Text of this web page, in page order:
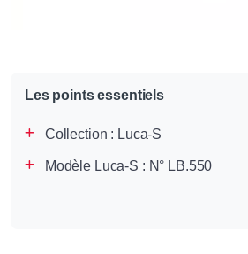
Les points essentiels
Collection : Luca-S
Modèle Luca-S : N° LB.550